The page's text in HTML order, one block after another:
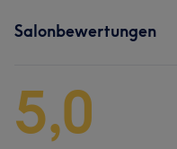
Salonbewertungen
5,0